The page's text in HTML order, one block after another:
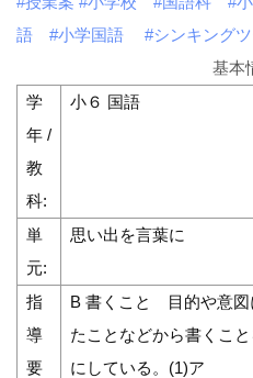
語
#小学国語
#シンキング
基本
学
年 /
教
科:
小６ 国語
単
元:
思い出を言葉に
指
導
要
B 書くこと 目的や意図
たことなどから書くこ
にしている。(1)ア